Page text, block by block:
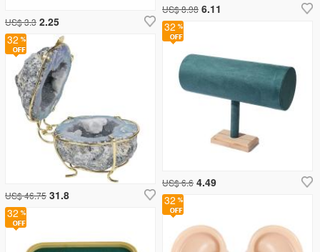
US$ 8.98 6.11
US$ 3.3 2.25 32
US$ 6.6 4.49
32
32
32
US$ 46.75 31.8